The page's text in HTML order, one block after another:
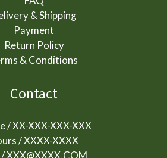
& Shipping
Payment
Return Policy
& Conditions
Contact
/ XX-XXX-XXX-XXX
/ XXXX-XXXX
XXX@XXXX.COM